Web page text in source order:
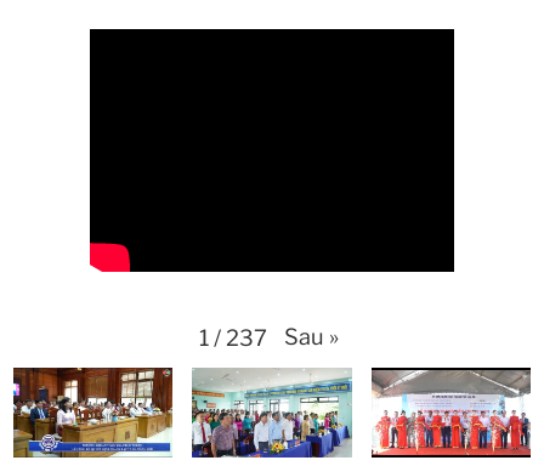
Thời sự thứ 4 Ngày 15-4-2026
Thời sự thứ 6 Ngày 10-4-2026 25:37
Thời sự thứ 4 Ngày 8-4-2026 26:38
1 / 237 Sau »